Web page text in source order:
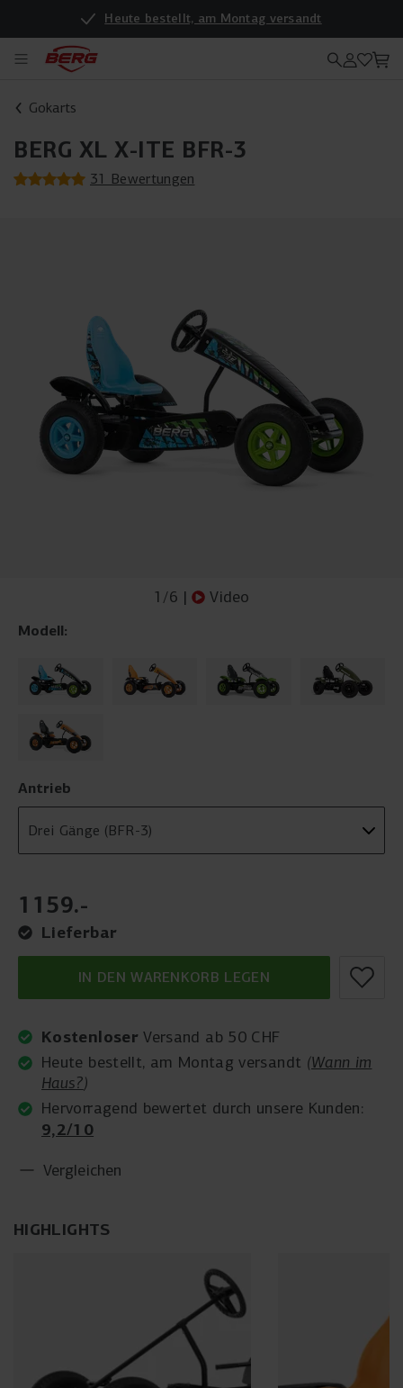
Heute bestellt, am Montag versandt
Gokarts
BERG XL X-ITE BFR-3
31 Bewertungen
1 /6 | Video
HIGHLIGHTS
Modell:
Antrieb
1159.-
Lieferbar
IN DEN WARENKORB LEGEN
Kostenloser Versand ab 50 CHF
Heute bestellt, am Montag versandt (Wann im
Haus?)
Hervorragend bewertet durch unsere Kunden:
9,2/10
Vergleichen